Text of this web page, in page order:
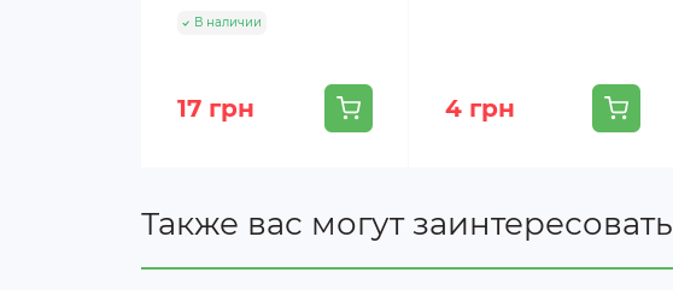
В наличии
17 грн 4 грн
Также вас могут заинтересовать